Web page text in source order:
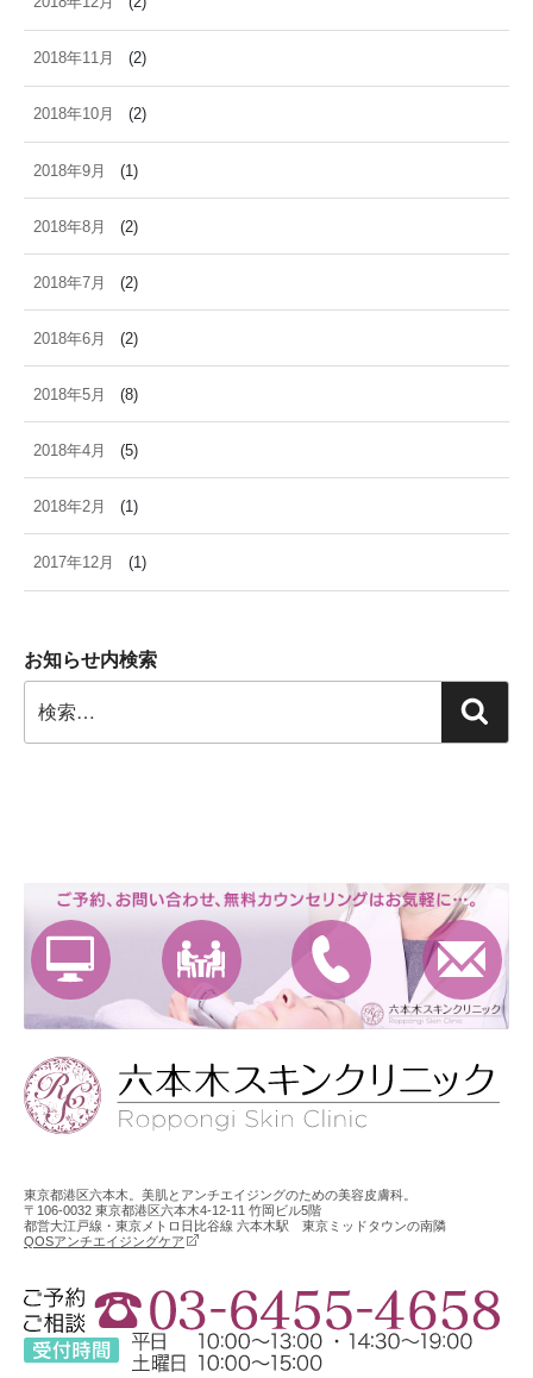
2018年11月 (2)
2018年10月 (2)
2018年9月 (1)
2018年8月 (2)
2018年7月 (2)
2018年6月 (2)
2018年5月 (8)
2018年4月 (5)
2018年2月 (1)
2017年12月 (1)
お知らせ内検索
索
東京都港区六本木。美肌とアンチエイジングのための美容皮膚科。
〒106-0032 東京都港区六本木4-12-11 竹岡ビル5階
都営大江戸線・東京メトロ日比谷線 六本木駅 東京ミッドタウンの南隣
QOSアンチエイジングケア